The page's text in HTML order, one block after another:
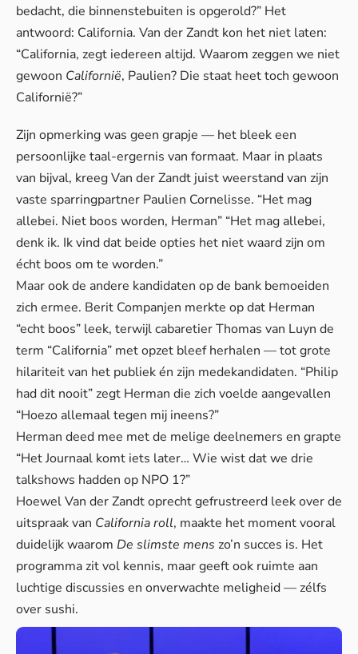
bedacht, die binnenstebuiten is opgerold?” Het
antwoord: California. Van der Zandt kon het niet laten:
“California, zegt iedereen altijd. Waarom zeggen we niet
gewoon Californië, Paulien? Die staat heet toch gewoon
Californië?”
Zijn opmerking was geen grapje — het bleek een
persoonlijke taal-ergernis van formaat. Maar in plaats
van bijval, kreeg Van der Zandt juist weerstand van zijn
vaste sparringpartner Paulien Cornelisse. “Het mag
allebei. Niet boos worden, Herman” “Het mag allebei,
denk ik. Ik vind dat beide opties het niet waard zijn om
écht boos om te worden.”
Maar ook de andere kandidaten op de bank bemoeiden
zich ermee. Berit Companjen merkte op dat Herman
“echt boos” leek, terwijl cabaretier Thomas van Luyn de
term “California” met opzet bleef herhalen — tot grote
hilariteit van het publiek én zijn medekandidaten. “Philip
had dit nooit” zegt Herman die zich voelde aangevallen
“Hoezo allemaal tegen mij ineens?”
Herman deed mee met de melige deelnemers en grapte
“Het Journaal komt iets later… Wie wist dat we drie
talkshows hadden op NPO 1?”
Hoewel Van der Zandt oprecht gefrustreerd leek over de
uitspraak van California roll, maakte het moment vooral
duidelijk waarom De slimste mens zo’n succes is. Het
programma zit vol kennis, maar geeft ook ruimte aan
luchtige discussies en onverwachte meligheid — zélfs
over sushi.